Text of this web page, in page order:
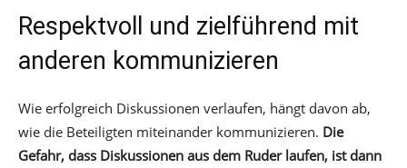
Respektvoll und zielführend mit
anderen kommunizieren
Wie erfolgreich Diskussionen verlaufen, hängt davon ab,
wie die Beteiligten miteinander kommunizieren. Die
Gefahr, dass Diskussionen aus dem Ruder laufen, ist dann